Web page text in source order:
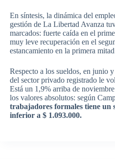
En síntesis, la dinámica del
gestión de La Libertad Avanza
marcados: fuerte caída en el
muy leve recuperación en el
estancamiento en la primera
Respecto a los sueldos, en junio
del sector privado registrado le
Está un 1,9% arriba de
los valores absolutos: según
trabajadores formales tiene un
inferior a $ 1.093.000.